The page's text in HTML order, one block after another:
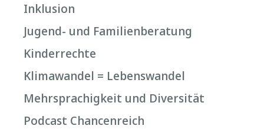
Inklusion
Jugend- und Familienberatung
Kinderrechte
Klimawandel = Lebenswandel
Mehrsprachigkeit und Diversität
Podcast Chancenreich